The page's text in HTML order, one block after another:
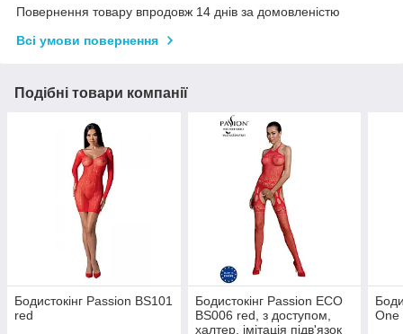
Повернення товару впродовж 14 днів за домовленістю
Всі умови повернення
Подібні товари компанії
Бодистокінг Passion BS101
red
Бодистокінг Passion ECO
BS006 red, з доступом,
халтер, імітація підв'язок
One